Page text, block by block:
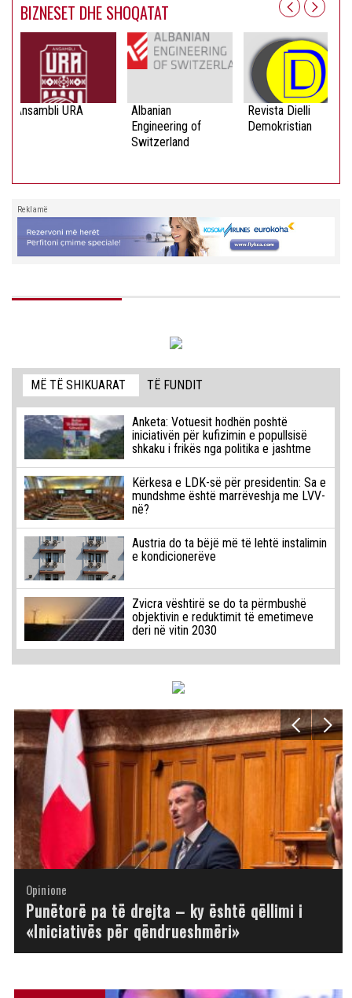
BIZNESET DHE SHOQATAT
Ansambli URA
Albanian
Engineering of
Switzerland
Revista Dielli
Demokristian
Reklamë
MË TË SHIKUARAT TË FUNDIT
Anketa: Votuesit hodhën poshtë
iniciativën për kufizimin e popullsisë
shkaku i frikës nga politika e jashtme
Kërkesa e LDK-së për presidentin: Sa e
mundshme është marrëveshja me LVV-
në?
Austria do ta bëjë më të lehtë instalimin
e kondicionerëve
Zvicra vështirë se do ta përmbushë
objektivin e reduktimit të emetimeve
deri në vitin 2030
Opinione
Opinione
Punëtorë pa të drejta – ky është qëllimi i
«Iniciativës për qëndrueshmëri»
Opinione
Opinione
Opinione
Opinione
Opinione
Opinione